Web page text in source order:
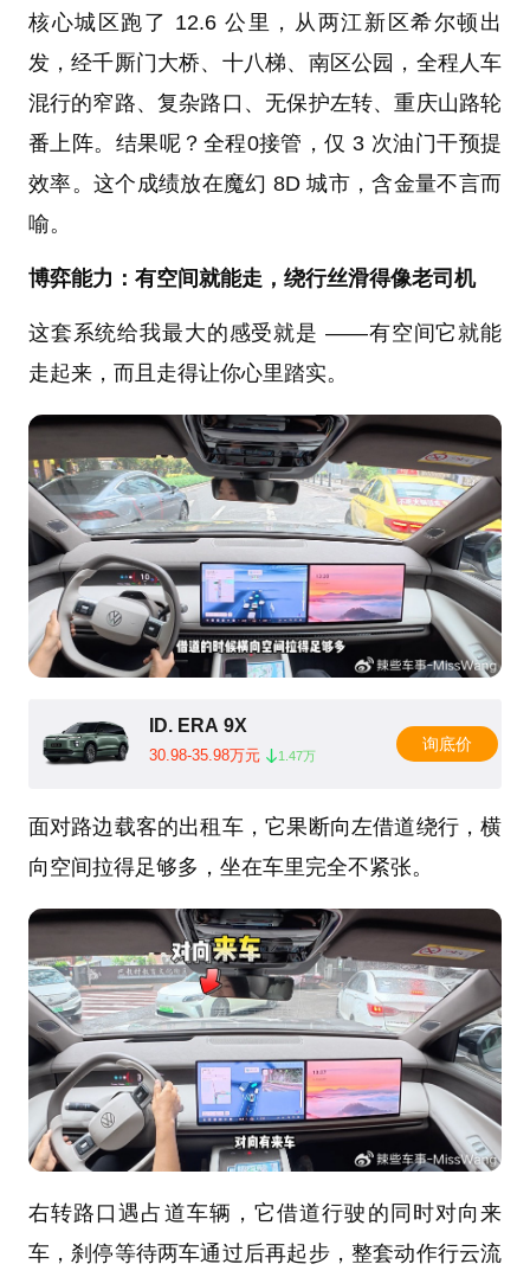
核心城区跑了 12.6 公里，从两江新区希尔顿出
发，经千厮门大桥、十八梯、南区公园，全程人车
混行的窄路、复杂路口、无保护左转、重庆山路轮
番上阵。结果呢？全程0接管，仅 3 次油门干预提
效率。这个成绩放在魔幻 8D 城市，含金量不言而
喻。
博弈能力：有空间就能走，绕行丝滑得像老司机
这套系统给我最大的感受就是 ——有空间它就能
走起来，而且走得让你心里踏实。
ID. ERA 9X
30.98-35.98万元 1.47万
询底价
面对路边载客的出租车，它果断向左借道绕行，横
向空间拉得足够多，坐在车里完全不紧张。
右转路口遇占道车辆，它借道行驶的同时对向来
车，刹停等待两车通过后再起步，整套动作行云流